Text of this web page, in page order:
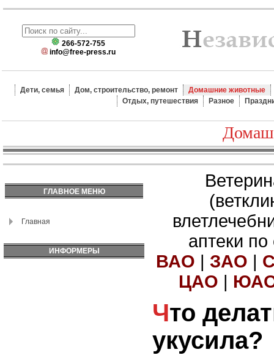
266-572-755
info@free-press.ru
Дети, семья Дом, строительство, ремонт
Домашние животные
Отдых, путешествия
Разное
ГЛАВНОЕ МЕНЮ
Главная
ИНФОРМЕРЫ
аптеки
ВАО | ЗАО |
ЦАО |
Что делать, если змея
укусила?